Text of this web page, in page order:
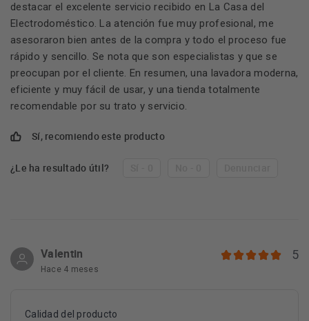
destacar el excelente servicio recibido en La Casa del
Electrodoméstico. La atención fue muy profesional, me
asesoraron bien antes de la compra y todo el proceso fue
rápido y sencillo. Se nota que son especialistas y que se
preocupan por el cliente. En resumen, una lavadora moderna,
eficiente y muy fácil de usar, y una tienda totalmente
recomendable por su trato y servicio.
Sí, recomiendo este producto
¿Le ha resultado útil?
Valentin
Hace 4 meses
5
Calidad del producto